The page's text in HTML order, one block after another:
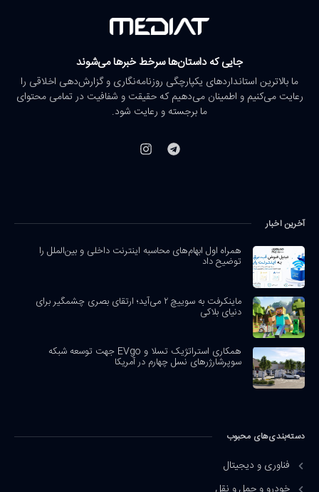
جایی که داستان‌ها سرخط خبرها می‌شوند
ما بالاترین استانداردهای یکپارچگی روزنامه‌نگاری و گزارش‌دهی اخلاقی را
رعایت می‌کنیم و اطمینان می‌دهیم که حقیقت و شفافیت در تمامی محتوای
ما برجسته و رعایت شود.
آخرین اخبار
همراه اول ابهام‌های محاسبه اینترنت داخلی و بین‌الملل را
توضیح داد
ماینکرفت به سوییچ ۲ می‌آید؛ ارتقای بصری چشمگیر برای
دنیای بلاکی
همکاری استراتژیک تسلا و EVgo جهت توسعه شبکه
سوپرشارژرهای نسل چهارم در آمریکا
دسته‌بندی‌های محبوب
فناوری و دیجیتال